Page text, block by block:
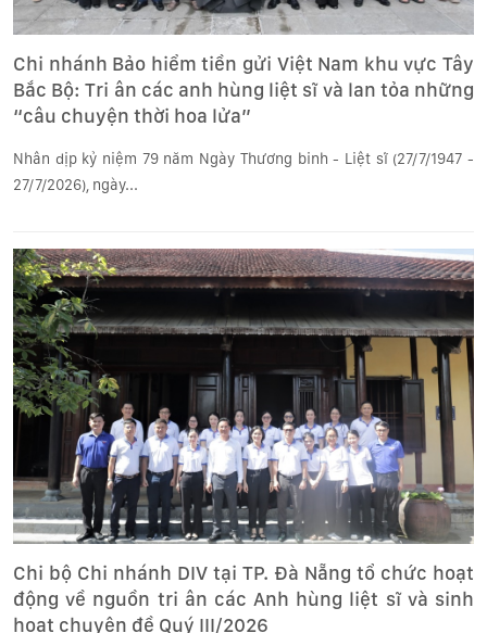
Chi nhánh Bảo hiểm tiền gửi Việt Nam khu vực Tây
Bắc Bộ: Tri ân các anh hùng liệt sĩ và lan tỏa những
“câu chuyện thời hoa lửa”
Nhân dịp kỷ niệm 79 năm Ngày Thương binh - Liệt sĩ (27/7/1947 -
27/7/2026), ngày...
Chi bộ Chi nhánh DIV tại TP. Đà Nẵng tổ chức hoạt
động về nguồn tri ân các Anh hùng liệt sĩ và sinh
hoạt chuyên đề Quý III/2026